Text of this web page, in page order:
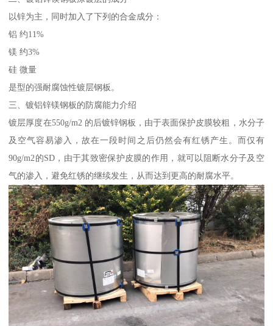
以锌为主，同时加入了下列的合金成分：
铝 约11%
镁 约3%
硅 微量
是型的强耐腐蚀性镀层钢板。
三、镀铝锌镁钢板的防腐能力介绍
镀层厚度在550g/m2 的后镀锌钢板，由于表面保护皮膜较粗，水分子
及空气容易渗入，故在一段时间之后仍然会有红锈产生。而仅有
90g/m2的SD，由于其致密保护皮膜的作用，就可以阻断水分子及空
气的渗入，避免红锈的继续发生，从而达到更高的耐腐水平。